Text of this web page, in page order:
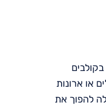
או ארונות
להפוך את